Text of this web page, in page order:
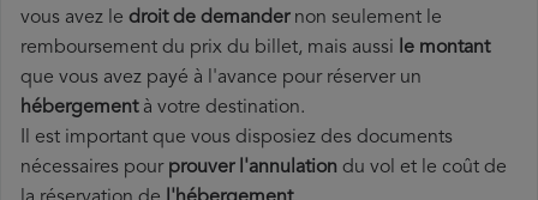
vous avez le droit de demandernon seulement le
remboursement du prix du billet, mais aussi le montant
que vous avez payé à l'avance pour réserver un
hébergementà votre destination.
Il est important que vous disposiez des documents
nécessaires pour prouver l'annulation du vol et le coût de